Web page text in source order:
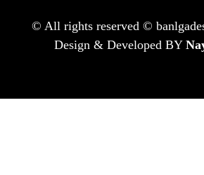
© All rights reserved ©
Design & Developed BY